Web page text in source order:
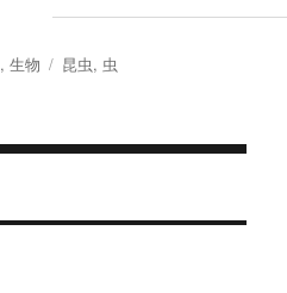
,生物
タ
昆虫, 虫